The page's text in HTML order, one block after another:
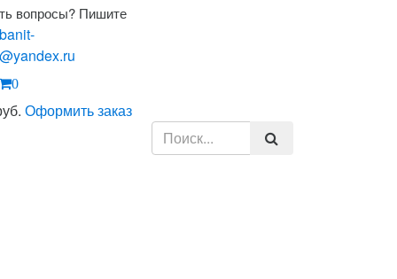
вопросы? Пишите
0
Оформить заказ